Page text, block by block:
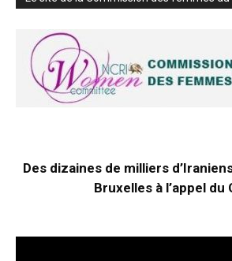
Des dizaines de milliers
Bruxelles à l’appel du